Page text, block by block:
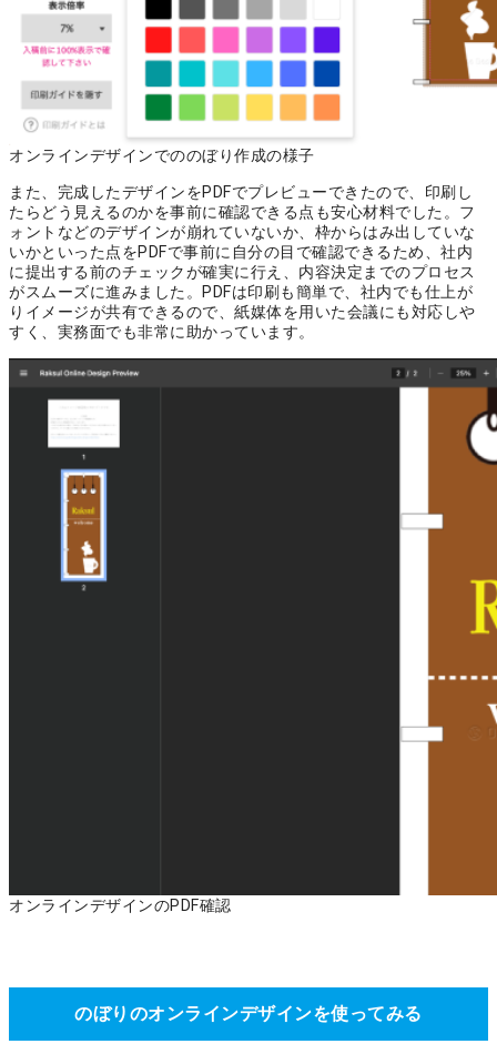
オンラインデザインでののぼり作成の様子
また、完成したデザインをPDFでプレビューできたので、 印刷し
たらどう見えるのかを事前に確認できる点も安心材料でした。フ
ォントなどのデザインが崩れていないか、枠からはみ出していな
いかといった点をPDFで事前に自分の目で確認できるため、社内
に提出する前のチェックが確実に行え、内容決定までのプロセス
がスムーズに進みました。PDFは印刷も簡単で、社内でも仕上が
りイメージが共有できるので、紙媒体を用いた会議にも対応しや
すく、実務面でも非常に助かっています。
オンラインデザインのPDF確認
のぼりのオンラインデザインを使ってみる